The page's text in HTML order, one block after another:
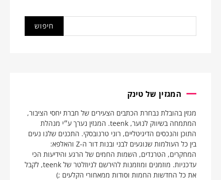
המגזין של טינק
מגזין בהובלת נבחרת הכתבים הצעירים של חברת יחסי הציבור,
המתמחה בשיווק לנוער, teenk. המגזין נערך ע״י מנהלת
התוכן והנכסים הדיגיטליים, רוני טרנובסקי. התכנים שלנו נעים
בין כל העולמות שנוגעים לבני ובנות דור ה-Z והאלפא:
המחקרים, הטרנדים, השמות החמים של הרגע והידיעות הכי
עדכניות. מוזמנים ומוזמנות להירשם לניוזלטר של teenk, לקבל
את כל החדשות החמות וסודות ממאחורי הקלעים ;)